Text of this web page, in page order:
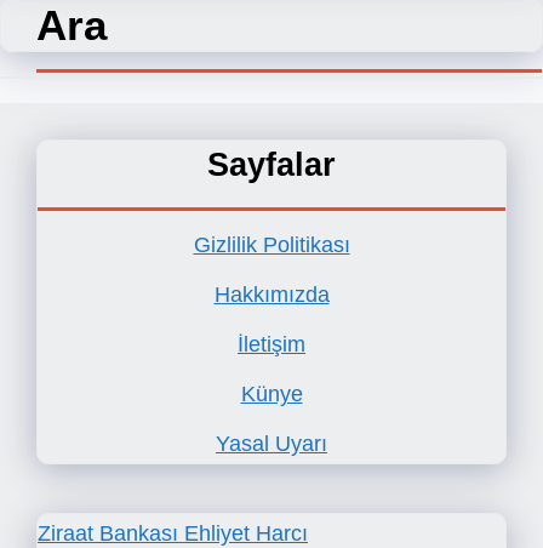
Ara
Sayfalar
Gizlilik Politikası
Hakkımızda
İletişim
Künye
Yasal Uyarı
Ziraat Bankası Ehliyet Harcı